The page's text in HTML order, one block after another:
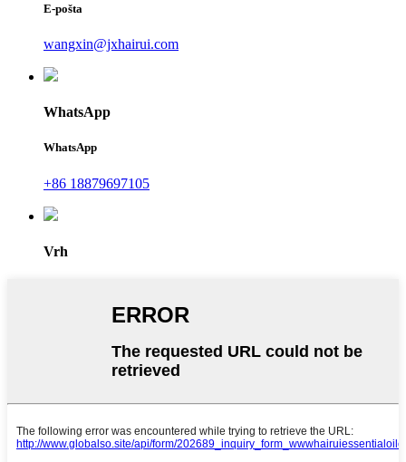
E-pošta
wangxin@jxhairui.com
WhatsApp
WhatsApp
+86 18879697105
Vrh